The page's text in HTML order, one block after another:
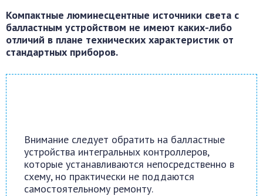
Компактные люминесцентные источники света с
балластным устройством не имеют каких-либо
отличий в плане технических характеристик от
стандартных приборов.
Внимание следует обратить на балластные
устройства интегральных контроллеров,
которые устанавливаются непосредственно в
схему, но практически не поддаются
самостоятельному ремонту.